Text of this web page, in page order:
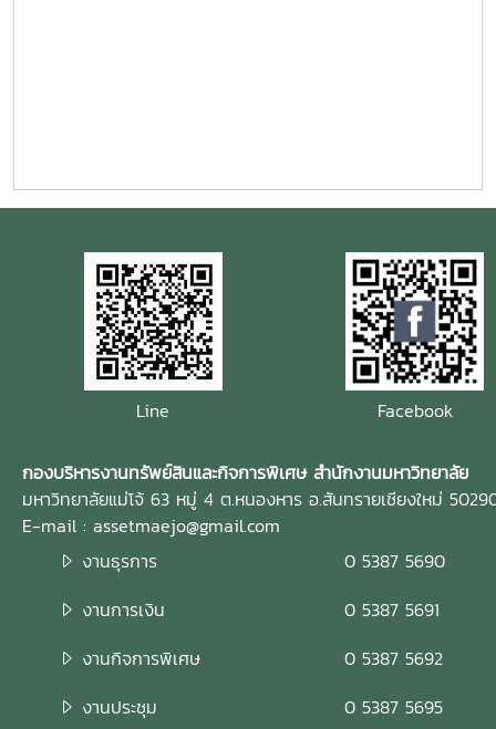
Line Facebook
กองบริหารงานทรัพย์สินและกิจการพิเศษ สำนักงานมหาวิทยาลัย
มหาวิทยาลัยแม่โจ้ 63 หมู่ 4 ต.หนองหาร อ.สันทรายเชียงใหม่
E-mail : assetmaejo@gmail.com
งานธุรการ
0 5387 5690
งานการเงิน
0 5387 5691
งานกิจการพิเศษ
0 5387 5692
งานประชุม
0 5387 5695